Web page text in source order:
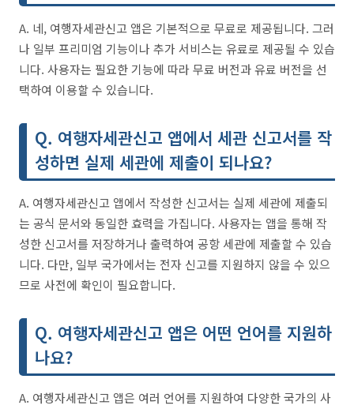
A. 네, 여행자세관신고 앱은 기본적으로 무료로 제공됩니다. 그러
나 일부 프리미엄 기능이나 추가 서비스는 유료로 제공될 수 있습
니다. 사용자는 필요한 기능에 따라 무료 버전과 유료 버전을 선
택하여 이용할 수 있습니다.
Q. 여행자세관신고 앱에서 세관 신고서를 작
성하면 실제 세관에 제출이 되나요?
A. 여행자세관신고 앱에서 작성한 신고서는 실제 세관에 제출되
는 공식 문서와 동일한 효력을 가집니다. 사용자는 앱을 통해 작
성한 신고서를 저장하거나 출력하여 공항 세관에 제출할 수 있습
니다. 다만, 일부 국가에서는 전자 신고를 지원하지 않을 수 있으
므로 사전에 확인이 필요합니다.
Q. 여행자세관신고 앱은 어떤 언어를 지원하
나요?
A. 여행자세관신고 앱은 여러 언어를 지원하여 다양한 국가의 사